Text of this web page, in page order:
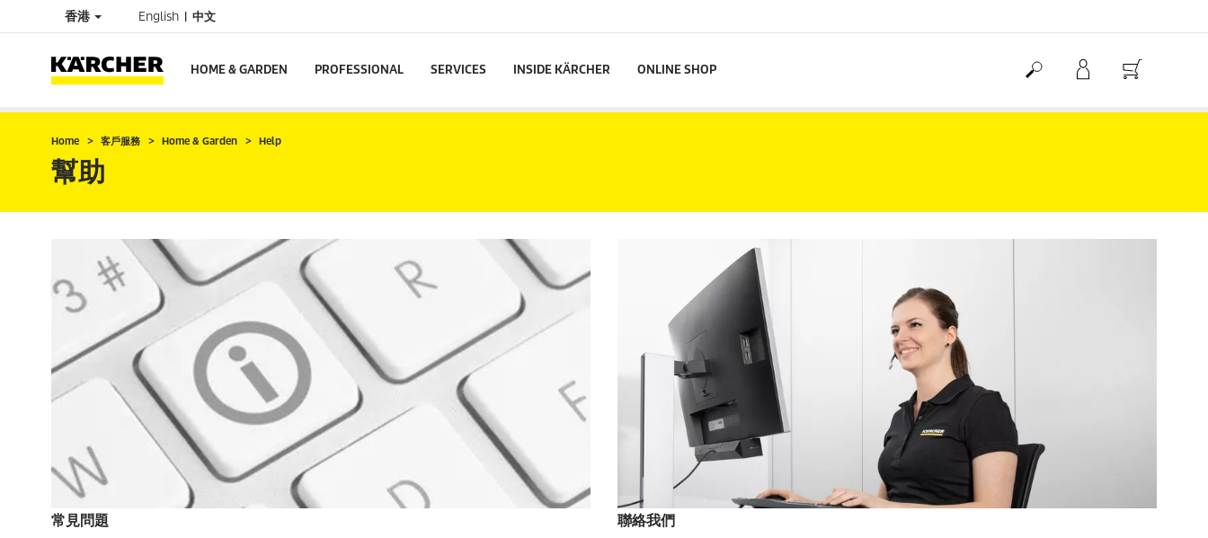
香港 English 中文
HOME & GARDEN PROFESSIONAL SERVICES INSIDE KÄRCHER ONLINE SHOP
Home 客戶服務 Home & Garden Help
幫助
常見問題 聯絡我們